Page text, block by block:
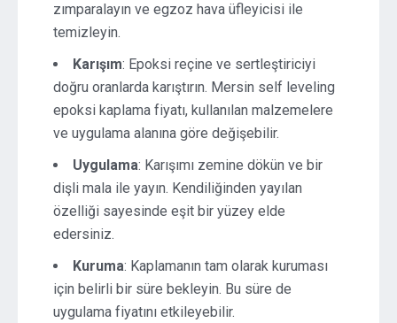
zımparalayın ve egzoz hava üfleyicisi ile
temizleyin.
Karışım: Epoksi reçine ve sertleştiriciyi
doğru oranlarda karıştırın. Mersin self leveling
epoksi kaplama fiyatı, kullanılan malzemelere
ve uygulama alanına göre değişebilir.
Uygulama: Karışımı zemine dökün ve bir
dişli mala ile yayın. Kendiliğinden yayılan
özelliği sayesinde eşit bir yüzey elde
edersiniz.
Kuruma: Kaplamanın tam olarak kuruması
için belirli bir süre bekleyin. Bu süre de
uygulama fiyatını etkileyebilir.